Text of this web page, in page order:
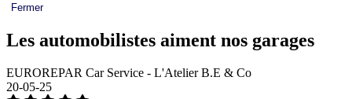
Fermer
Les automobilistes aiment nos garages
EUROREPAR Car Service - L'Atelier B.E & Co
20-05-25